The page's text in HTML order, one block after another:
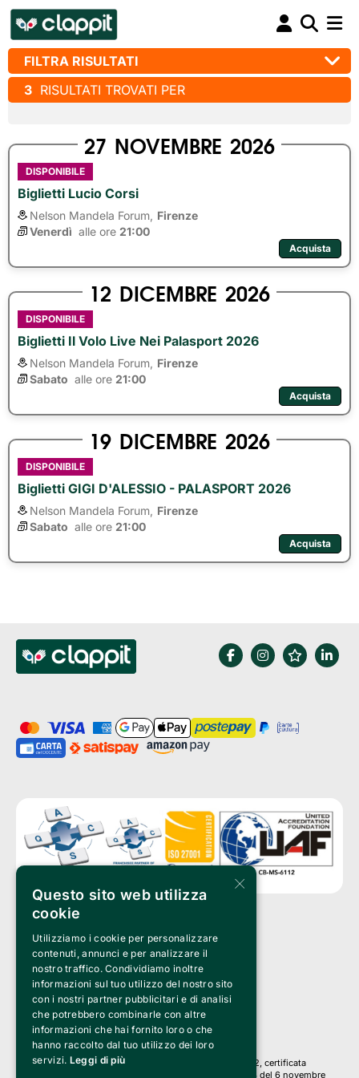
FILTRA RISULTATI
3 RISULTATI TROVATI PER
27 NOVEMBRE 2026
DISPONIBILE
Biglietti Lucio Corsi
Nelson Mandela Forum, Firenze
Venerdì alle ore 21:00
Acquista
12 DICEMBRE 2026
DISPONIBILE
Biglietti Il Volo Live Nei Palasport 2026
Nelson Mandela Forum, Firenze
Sabato alle ore 21:00
Acquista
19 DICEMBRE 2026
DISPONIBILE
Biglietti GIGI D'ALESSIO - PALASPORT 2026
Nelson Mandela Forum, Firenze
Sabato alle ore 21:00
Acquista
Clappit è un marchio di proprietà di:
Bemils Srl
a Socio Unico
Via Fosse Ardeatine, 4 -20092 Cinisello Balsamo (MI)
PI 05589050961
Iscr. C.C.I.A.A. Milano R.E.A. 1833471
© 2010-2025 Bemils Srl - Tutti i diritti riservati
Credits:
Clappit è basato sulla piattaforma di biglietteria Belive 6.2, certificata
dall’Agenzia delle Entrate con protocollo n. 2025/445474 del 6 novembre
×
Questo sito web utilizza
cookie
Utilizziamo i cookie per personalizzare
contenuti, annunci e per analizzare il
nostro traffico. Condividiamo inoltre
informazioni sul tuo utilizzo del nostro sito
con i nostri partner pubblicitari e di analisi
che potrebbero combinarle con altre
informazioni che hai fornito loro o che
hanno raccolto dal tuo utilizzo dei loro
servizi. Leggi di più